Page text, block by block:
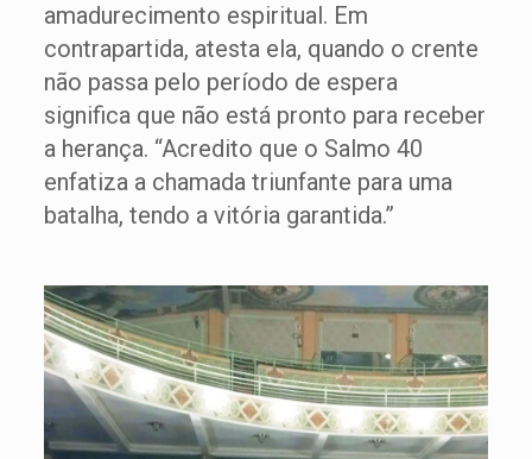
amadurecimento espiritual. Em
contrapartida, atesta ela, quando o crente
não passa pelo período de espera
significa que não está pronto para receber
a herança. “Acredito que o Salmo 40
enfatiza a chamada triunfante para uma
batalha, tendo a vitória garantida.”